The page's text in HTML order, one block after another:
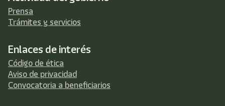
Prensa
Trámites y servicios
Enlaces de interés
Código de ética
Aviso de privacidad
Convocatoria a beneficiarios